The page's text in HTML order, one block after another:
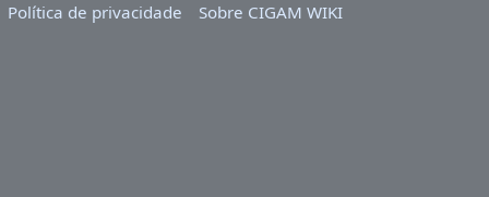
Política de privacidade
Sobre CIGAM WIKI